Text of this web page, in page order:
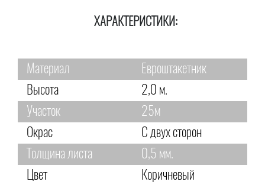
ХАРАКТЕРИСТИКИ:
Материал
Евроштакетник
Высота
2,0 м.
Участок
25м
Окрас
С двух сторон
Толщина листа
0,5 мм.
Цвет
Коричневый